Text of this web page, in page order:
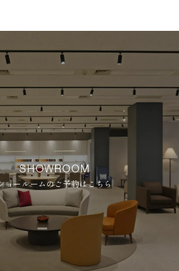
SHOWROOM
ョールームのご予約はこちら